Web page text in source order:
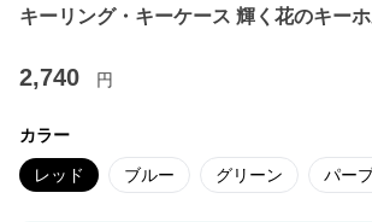
キーリング・キーケース 輝く花のキー
2,740 円
カラー
レッド ブルー グリーン パー